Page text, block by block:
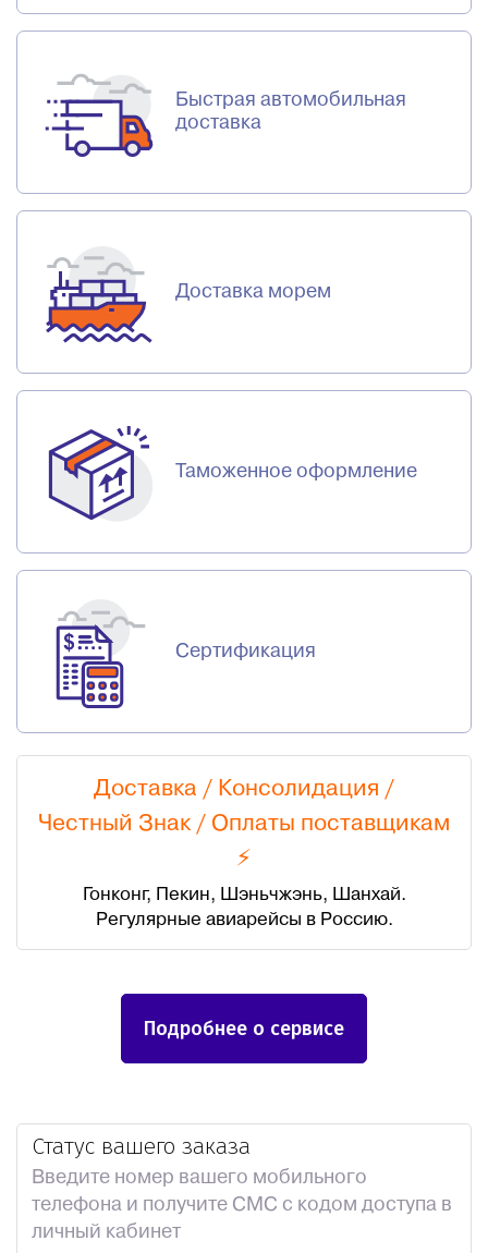
Быстрая автомобильная
доставка
Доставка морем
Таможенное оформление
Сертификация
Доставка / Консолидация /
Честный Знак / Оплаты поставщикам
⚡
Гонконг, Пекин, Шэньчжэнь, Шанхай.
Регулярные авиарейсы в Россию.
Подробнее о сервисе
Статус вашего заказа
Введите номер вашего мобильного
телефона и получите СМС с кодом доступа в
личный кабинет